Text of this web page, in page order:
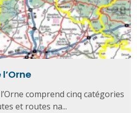
comprend cinq catégories
et routes na...